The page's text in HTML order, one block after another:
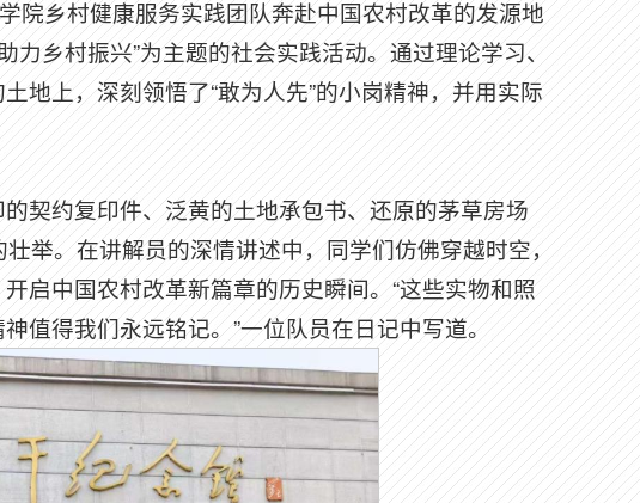
院乡村健康服务实践团队奔赴中国农村改革的发源地
乡村振兴”为主题的社会实践活动。通过理论学习、
地上，深刻领悟了“敢为人先”的小岗精神，并用实际
契约复印件、泛黄的土地承包书、还原的茅草房场
。在讲解员的深情讲述中，同学们仿佛穿越时空，
启中国农村改革新篇章的历史瞬间。“这些实物和照
值得我们永远铭记。”一位队员在日记中写道。